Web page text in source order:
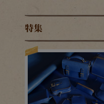
特集